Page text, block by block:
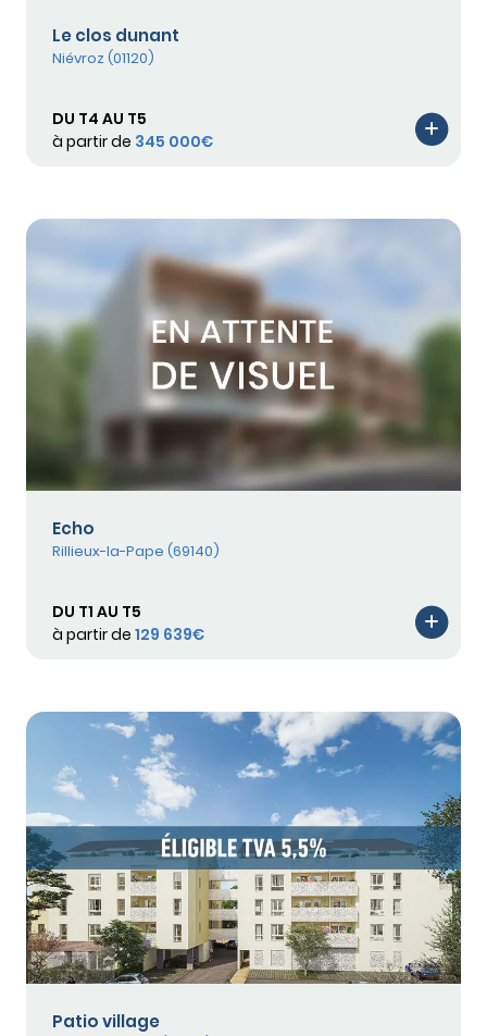
Le clos dunant
Niévroz (01120)
DU T4 AU T5
à partir de 345 000€
Echo
Rillieux-la-Pape (69140)
DU T1 AU T5
à partir de 129 639€
Patio village